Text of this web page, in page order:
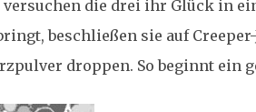
die drei ihr Glück in
beschließen sie auf Creeper-
droppen. So beginnt ein